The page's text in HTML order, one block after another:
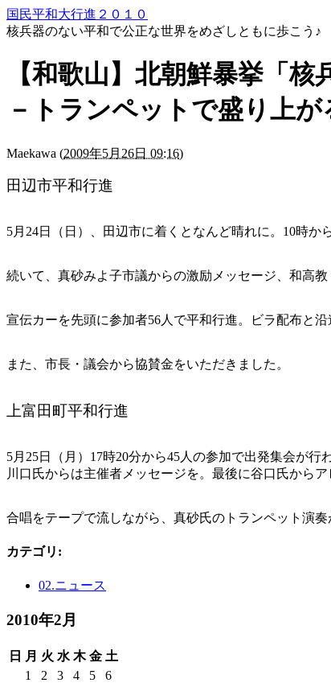
国民平和大行進２０１０
核兵器のない平和で公正な世界をめざしともに歩こう♪
【和歌山】北朝鮮暴挙「
－トランペットで盛り上が
Maekawa (2009年5月26日 09:16)
田辺市平和行進
5月24日（日）、田辺市に着くとなんど晴れに。10時
続いて、真砂みよ子市議からの激励メッセージ、和高
宣伝カーを先頭に参加者56人で平和行進。ビラ配布と
また、市長・議会から協賛金をいただきました。
上富田町平和行進
5月25日（月）17時20分から45人の参加で出発集会が
川口氏からは主催者メッセージを。最後に谷口氏から
合唱をテープで流しながら、真砂氏のトランペット演
カテゴリ :
02.ニュース
2010年2月
日 月 火 水 木 金 土
1
2 3 4 5
6